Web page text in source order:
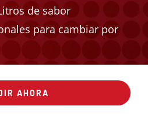
de sabor
para cambiar por
AHORA